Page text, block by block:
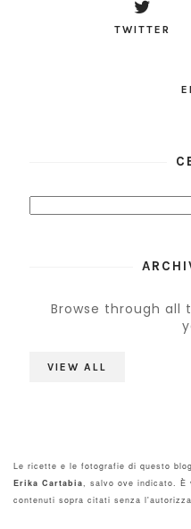
TWITTER
Browse through all
VIEW ALL
Le ricette e le fotografie di questo
Erika Cartabia, salvo ove indicato. È
contenuti sopra citati senza